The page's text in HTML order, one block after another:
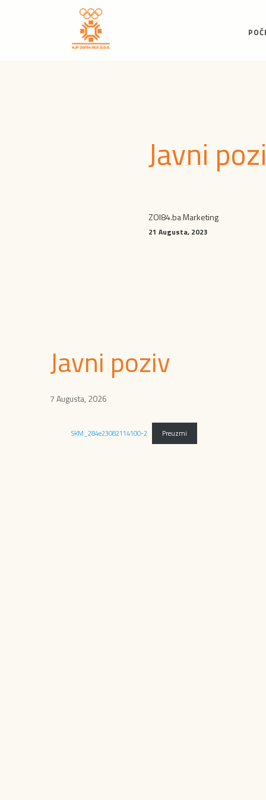
Javni
ZOI84.ba Marketing
21 Augusta, 2023
Javni poziv
7 Augusta, 2026
SKM_284e23082114100-2 Preuzmi